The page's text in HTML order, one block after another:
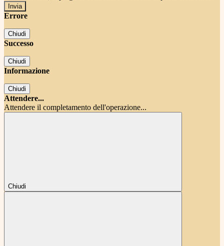
Errore
Chiudi
Successo
Chiudi
Informazione
Chiudi
Attendere...
Attendere il completamento dell'operazione...
Chiudi